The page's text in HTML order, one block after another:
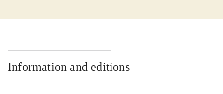
der spider en, hvis man kommer for
en over. Inside er et lignende 2,5D-
platformspil, hvor man igen er en
nogle uhyggelige mænd i jakkesæt.
Information and editions